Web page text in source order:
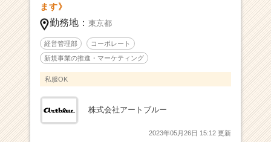
b
広
告
＃
ア
ます》
勤務地： 東京都
経営管理部 コーポレート
新規事業の推進・マーケティング
私服OK
株式会社アートブルー
2023年05月26日 15:12 更新